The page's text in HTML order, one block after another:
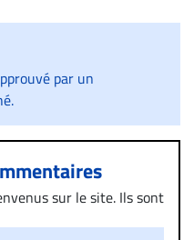
par un
sur le site. Ils sont